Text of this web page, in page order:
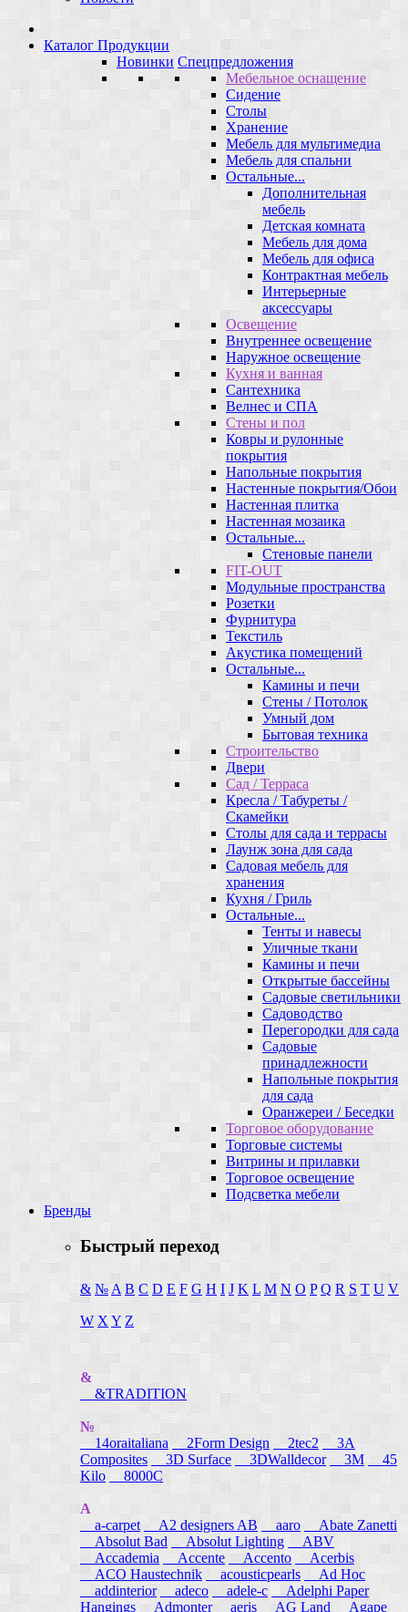
Каталог Продукции
Новинки Спецпредложения
Мебельное оснащение
Сидение
Столы
Хранение
Мебель для мультимедиа
Мебель для спальни
Остальные...
Дополнительная
мебель
Детская комната
Мебель для дома
Мебель для офиса
Контрактная мебель
Интерьерные
аксессуары
Освещение
Внутреннее освещение
Наружное освещение
Кухня и ванная
Сантехника
Велнес и СПА
Стены и пол
Ковры и рулонные
покрытия
Напольные покрытия
Настенные покрытия/Обои
Настенная плитка
Настенная мозаика
Остальные...
Стеновые панели
FIT-OUT
Модульные пространства
Розетки
Фурнитура
Текстиль
Акустика помещений
Остальные...
Камины и печи
Стены / Потолок
Умный дом
Бытовая техника
Строительство
Двери
Сад / Терраса
Кресла / Табуреты /
Скамейки
Столы для сада и террасы
Лаунж зона для сада
Садовая мебель для
хранения
Кухня / Гриль
Остальные...
Тенты и навесы
Уличные ткани
Камины и печи
Открытые бассейны
Садовые светильники
Садоводство
Перегородки для сада
Садовые
принадлежности
Напольные покрытия
для сада
Оранжереи / Беседки
Торговое оборудование
Торговые системы
Витрины и прилавки
Торговое освещение
Подсветка мебели
Бренды
Быстрый переход
& № A B C D E F G H I J K L M N O P Q R S T U V
W X Y Z
&
&TRADITION
№
14oraitaliana
2Form Design 2tec2
3A
Composites
3D Surface 3DWalldecor 3M
45
Kilo
8000C
A
a-carpet
A2 designers AB aaro
Abate Zanetti
Absolut Bad
Absolut Lighting
ABV
Accademia
Accente Accento
Acerbis
ACO Haustechnik
acousticpearls
Ad Hoc
addinterior
adeco adele-c
Adelphi Paper
Hangings Admonter aeris AG Land Agape